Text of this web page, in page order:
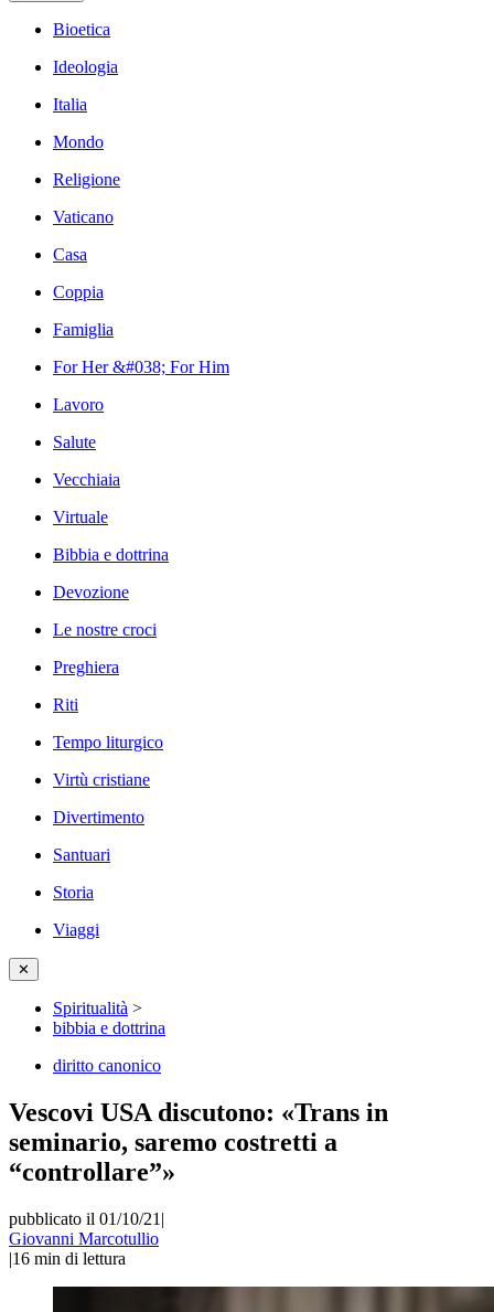
Bioetica
Ideologia
Italia
Mondo
Religione
Vaticano
Casa
Coppia
Famiglia
For Her &#038; For Him
Lavoro
Salute
Vecchiaia
Virtuale
Bibbia e dottrina
Devozione
Le nostre croci
Preghiera
Riti
Tempo liturgico
Virtù cristiane
Divertimento
Santuari
Storia
Viaggi
✕
Spiritualità >
bibbia e dottrina
diritto canonico
Vescovi USA discutono: «Trans in
seminario, saremo costretti a
“controllare”»
pubblicato il 01/10/21 |
Giovanni Marcotullio
|16 min di lettura